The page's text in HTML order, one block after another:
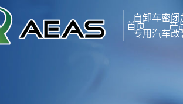
自卸车密闭
专用汽车改
首页 产